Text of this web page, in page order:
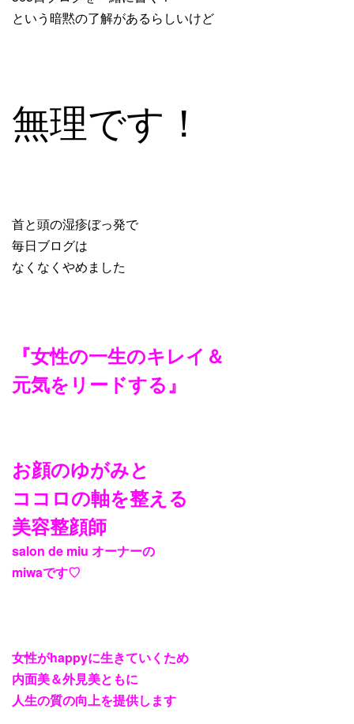
という暗黙の了解があるらしいけど
無理です！
首と頭の湿疹ぼっ発で
毎日ブログは
なくなくやめました
『女性の一生のキレイ＆
元気をリードする』
お顔のゆがみと
ココロの軸を整える
美容整顔師
salon de miu オーナーの
miwaです♡
女性がhappyに生きていくため
内面美＆外見美ともに
人生の質の向上を提供します